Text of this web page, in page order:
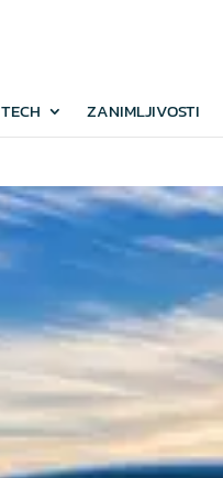
TECH ZANIMLJIVOSTI